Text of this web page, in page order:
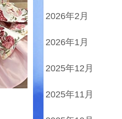
2026年2月
2026年1月
2025年12月
2025年11月